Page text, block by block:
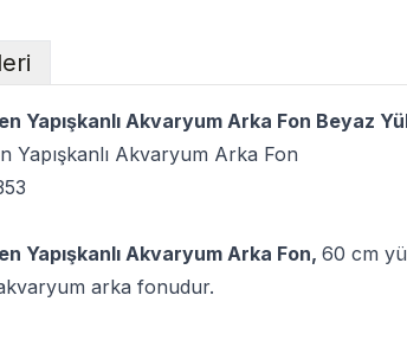
Yapışkanlı Akvaryum Arka Fon Beyaz
Yapışkanlı Akvaryum Arka Fon
Yapışkanlı Akvaryum Arka Fon, 60 cm
arka fonudur.